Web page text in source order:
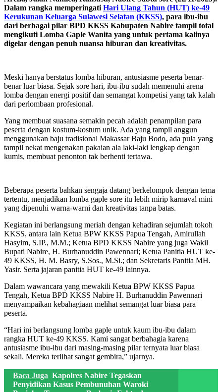
Dalam rangka memperingati Hari Ulang Tahun (HUT) ke-49
Kerukunan Keluarga Sulawesi Selatan (KKSS), para ibu-ibu
dari berbagai pilar BPD KKSS Kabupaten Nabire tampil total
mengikuti Lomba Gaple Wanita yang untuk pertama kalinya
digelar dengan penuh nuansa hiburan dan kreativitas.
Meski hanya berstatus lomba hiburan, antusiasme peserta benar-
benar luar biasa. Sejak sore hari, ibu-ibu sudah memenuhi arena
lomba dengan energi positif dan semangat kompetisi yang tak kalah
dari perlombaan profesional.
Yang membuat suasana semakin pecah adalah penampilan para
peserta dengan kostum-kostum unik. Ada yang tampil anggun
menggunakan baju tradisional Makassar Baju Bodo, ada pula yang
tampil nekat mengenakan pakaian ala laki-laki lengkap dengan
kumis, membuat penonton tak berhenti tertawa.
Beberapa peserta bahkan sengaja datang berkelompok dengan tema
tertentu, menjadikan lomba gaple sore itu lebih mirip karnaval mini
yang dipenuhi warna-warni dan kreativitas tanpa batas.
Kegiatan ini berlangsung meriah dengan kehadiran sejumlah tokoh
KKSS, antara lain Ketua BPW KKSS Papua Tengah, Amirullah
Hasyim, S.IP., M.M.; Ketua BPD KKSS Nabire yang juga Wakil
Bupati Nabire, H. Burhanuddin Pawennari; Ketua Panitia HUT ke-
49 KKSS, H. M. Basry, S.Sos., M.Si.; dan Sekretaris Panitia MH.
Yasir. Serta jajaran panitia HUT ke-49 lainnya.
Dalam wawancara yang mewakili Ketua BPW KKSS Papua
Tengah, Ketua BPD KKSS Nabire H. Burhanuddin Pawennari
menyampaikan kebahagiaan melihat semangat luar biasa para
peserta.
“Hari ini berlangsung lomba gaple untuk kaum ibu-ibu dalam
rangka HUT ke-49 KKSS. Kami sangat berbahagia karena
antusiasme ibu-ibu dari masing-masing pilar ternyata luar biasa
sekali. Mereka terlihat sangat gembira,” ujarnya.
Baca Juga Kapolres Nabire Tegaskan
Penyidikan Kasus Pembunuhan Waroki